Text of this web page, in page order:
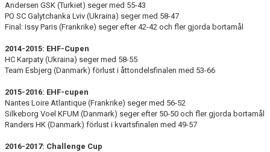
Andersen GSK (Turkiet) seger med 55-43
PO SC Galytchanka Lviv (Ukraina) seger med 58-47
Final: Issy Paris (Frankrike) seger efter 42-42 och fler gjorda bortamål
2014-2015: EHF-Cupen
HC Karpaty (Ukraina) seger med 58-55
Team Esbjerg (Danmark) förlust i åttondelsfinalen med 53-66
2015-2016: EHF-cupen
Nantes Loire Atlantique (Frankrike) seger med 56-52
Silkeborg Voel KFUM (Danmark) seger efter 50-50 och fler gjorda bortamål
Randers HK (Danmark) förlust i kvartsfinalen med 49-57
2016-2017: Challenge Cup